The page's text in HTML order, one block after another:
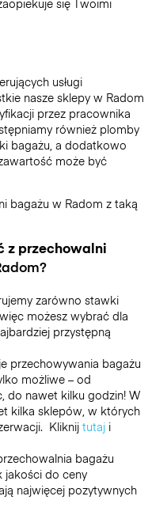
się Twoimi
usługi
nasze sklepy w Radom
przez pracownika
również plomby
bagażu, a dodatkowo
może być
bagażu w Radom z taką
z przechowalni
?
zarówno stawki
możesz wybrać dla
przystępną
przechowywania bagażu
możliwe – od
do nawet kilku godzin! W
kilka sklepów, w których
Kliknij tutaji
bagażu
jakości do ceny
najwięcej pozytywnych